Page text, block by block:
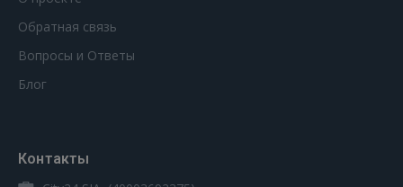
Обратная связь
Вопросы и Ответы
Блог
Контакты